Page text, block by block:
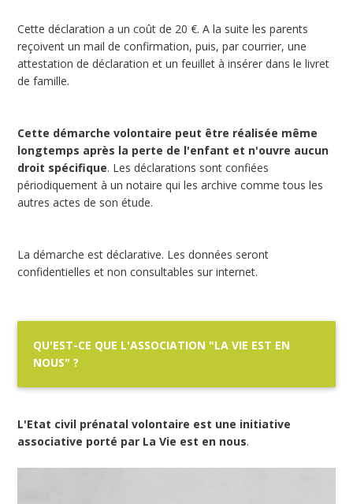
Cette déclaration a un coût de 20 €. A la suite les parents
reçoivent un mail de confirmation, puis, par courrier, une
attestation de déclaration et un feuillet à insérer dans le livret
de famille.
Cette démarche volontaire peut être réalisée même
longtemps après la perte de l'enfant et n'ouvre aucun
droit spécifique. Les déclarations sont confiées
périodiquement à un notaire qui les archive comme tous les
autres actes de son étude.
La démarche est déclarative. Les données seront
confidentielles et non consultables sur internet.
QU'EST-CE QUE L'ASSOCIATION "LA VIE EST EN
NOUS" ?
L'Etat civil prénatal volontaire est une initiative
associative porté par La Vie est en nous.